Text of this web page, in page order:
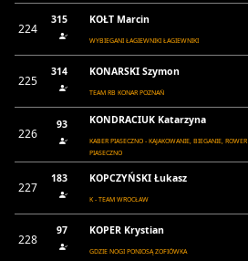
224
315 KOŁT Marcin
WYBIEGANI ŁAGIEWNIKI ŁAGIEWNIKI
225
314 KONARSKI Szymon
TEAM RB KONAR POZNAŃ
226
93 KONDRACIUK Katarzyna
KABER PIASECZNO - KAJAKOWANIE, BIEGANIE, ROWER
PIASECZNO
227
183 KOPCZYŃSKI Łukasz
K - TEAM WROCŁAW
228
97 KOPER Krystian
GDZIE NOGI PONIOSĄ ZOFIÓWKA